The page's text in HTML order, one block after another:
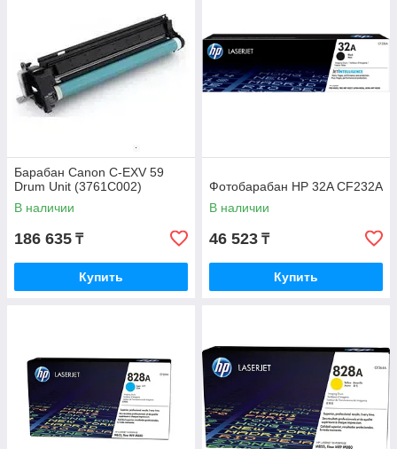
Барабан Canon C-EXV 59
Drum Unit (3761C002)
В наличии
186 635 ₸
Купить
Фотобарабан HP 32A CF232A
В наличии
46 523 ₸
Купить